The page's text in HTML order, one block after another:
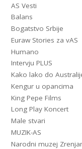
AS Vesti
Balans
Bogatstvo Srbije
Euraw Stories za vAS
Humano
Intervju PLUS
Kako lako do
Kengur u opancima
King Pepe Films
Long Play Koncert
Male stvari
MUZIK-AS
Narodni muzej